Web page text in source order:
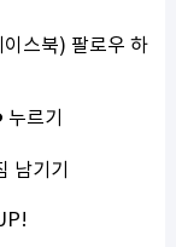
스북) 팔로우 하
르기
남기기